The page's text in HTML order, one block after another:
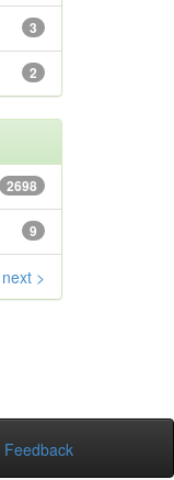
3
2
2698
9
next >
Feedback